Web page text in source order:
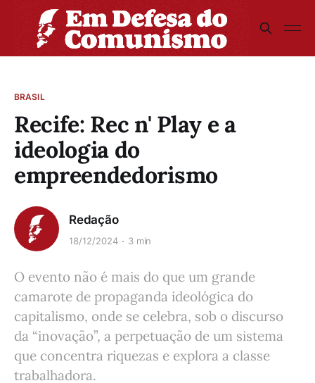
BRASIL
Recife: Rec n' Play e a
ideologia do
empreendedorismo
Redação
18/12/2024 3 min
O evento não é mais do que um grande
camarote de propaganda ideológica do
capitalismo, onde se celebra, sob o discurso
da “inovação”, a perpetuação de um sistema
que concentra riquezas e explora a classe
trabalhadora.